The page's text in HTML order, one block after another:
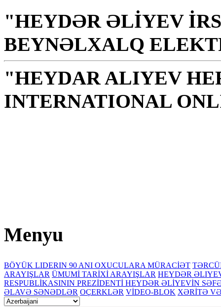
"HEYDƏR ƏLİYEV
BEYNƏLXALQ
"HEYDAR ALIYEV
INTERNATIONAL
Menyu
BÖYÜK LIDERIN 90 ANI OXUCULARA MÜRACİƏT
ARAYIŞLAR ÜMUMİ TARİXİ ARAYIŞLAR HEYDƏR
RESPUBLİKASININ PREZİDENTİ HEYDƏR ƏLİYEVİN
ƏLAVƏ SƏNƏDLƏR OÇERKLƏR VİDEO-BLOK XƏRİTƏ